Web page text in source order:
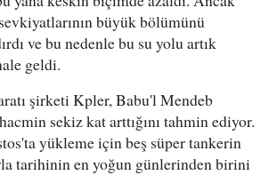
büyük bölümünü
ve bu nedenle bu su yolu artık
geldi.
şirketi Kpler, Babu'l Mendeb
sekiz kat arttığını tahmin ediyor.
yükleme için beş süper tankerin
tarihinin en yoğun günlerinden birini